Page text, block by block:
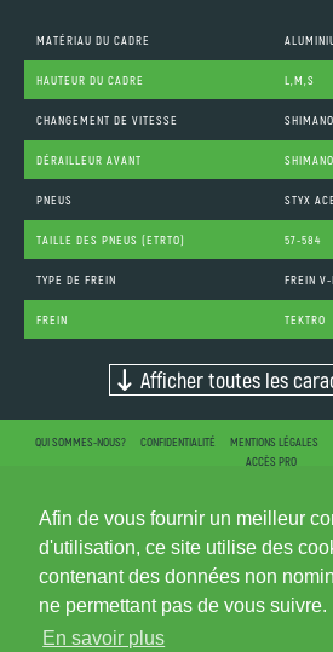
Afin de vous fournir un meilleur
d'utilisation, ce site utilise des
contenant des données non
ne permettant pas de vous suivre.
En savoir plus
MATÉRIAU DU CADRE
HAUTEUR DU CADRE L,M,S
CHANGEMENT DE VITESSE
DÉRAILLEUR AVANT
PNEUS STYX
TAILLE DES PNEUS (ETRTO) 57-584
TYPE DE FREIN FREIN V-
FREIN TEKTRO
Afficher toutes les
QUI SOMMES-NOUS? CONFIDENTIALITÉ MENTIONS LÉGALES
ACCÈS PRO